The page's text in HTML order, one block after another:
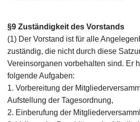
§9 Zuständigkeit des Vorstands
(1) Der Vorstand ist für alle
zuständig, die nicht durch diese
Vereinsorganen vorbehalten sind. Er
folgende Aufgaben:
1. Vorbereitung der
Aufstellung der Tagesordnung,
2. Einberufung der